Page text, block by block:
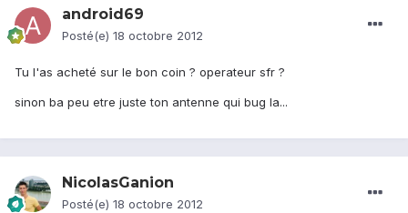
android69
Posté(e) 18 octobre 2012
Tu l'as acheté sur le bon coin ? operateur sfr ?
sinon ba peu etre juste ton antenne qui bug la...
NicolasGanion
Posté(e) 18 octobre 2012